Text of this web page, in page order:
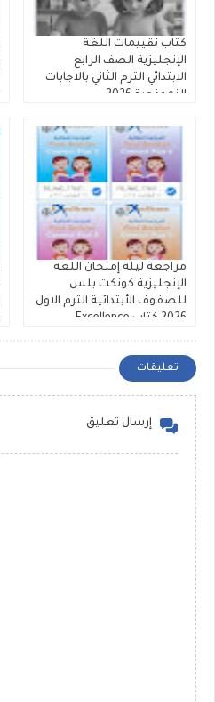
كتاب تقييمات اللغة
الإنجليزية الصف الرابع
الابتدائي الترم الثاني بالاجابات
النموذجية 2026
مراجعة ليلة إمتحان اللغة
الإنجليزية كونكت بلس
للصفوف الأبتدائية الترم الاول
2026 كتاب Excellence
تعليقات
إرسال تعليق